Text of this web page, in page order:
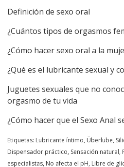
Definición de sexo oral
¿Cuántos tipos de orgasmos
¿Cómo hacer sexo oral a la
¿Qué es el lubricante sexual y
Juguetes sexuales que no
orgasmo de tu vida
¿Cómo hacer que el Sexo Anal
Etiquetas: Lubricante íntimo, Überlube,
Dispensador práctico, Sensación
especialistas, No afecta el pH, Libre de